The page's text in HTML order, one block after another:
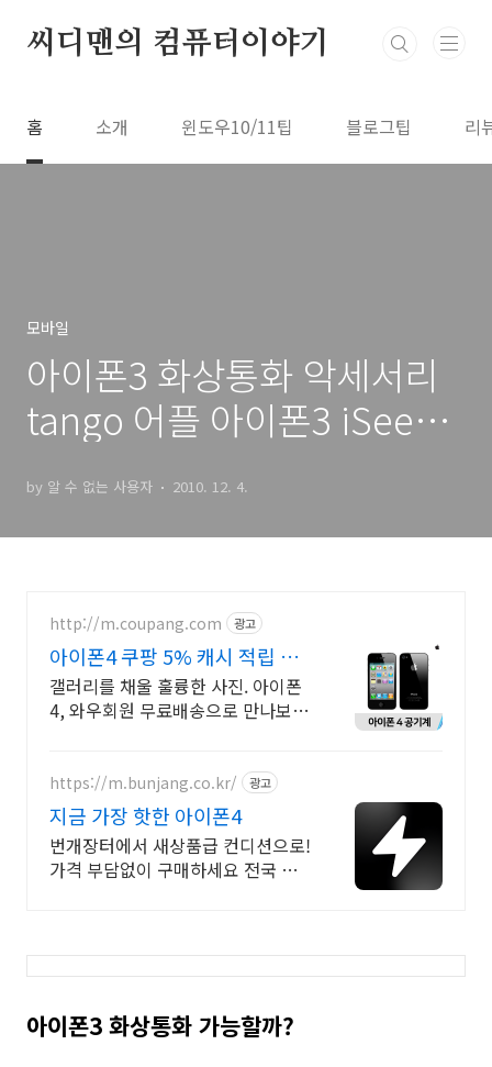
씨디맨의 컴퓨터이야기
홈 소개 윈도우10/11팁 블로그팁 리
모바일
아이폰3 화상통화 악세서리
tango 어플 아이폰3 iSeeU
by 알 수 없는 사용자 2010. 12. 4.
http://m.coupang.com 광고
아이폰4 쿠팡 5% 캐시 적립 혜
택
갤러리를 채울 훌륭한 사진. 아이폰
4, 와우회원 무료배송으로 만나보세
럼 담아보세요.
https://m.bunjang.co.kr/ 광고
지금 가장 핫한 아이폰4
번개장터에서 새상품급 컨디션으로!
가격 부담없이 구매하세요 전국 각
아이폰3 화상통화 가능할까?